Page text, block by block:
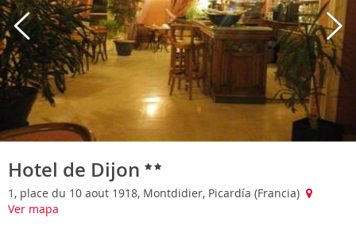
Hotel de Dijon
1, place du 10 aout 1918, Montdidier, Picardía (Francia)
Ver mapa